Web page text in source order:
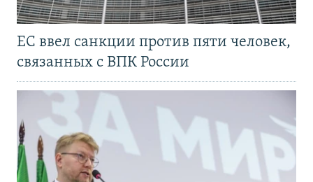
ЕС ввел санкции против пяти человек,
связанных с ВПК России